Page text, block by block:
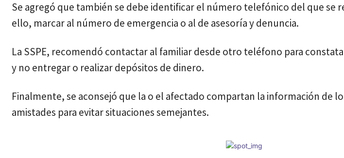
Se agregó que también se debe identificar el número telefónico del que se
ello, marcar al número de emergencia o al de asesoría y denuncia.
La SSPE, recomendó contactar al familiar desde otro teléfono para
y no entregar o realizar depósitos de dinero.
Finalmente, se aconsejó que la o el afectado compartan la información de
amistades para evitar situaciones semejantes.